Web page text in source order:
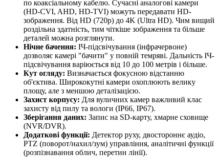
по коаксіальному кабелю. Сучасні аналогові камери
(HD-CVI, AHD, HD-TVI) можуть передавати HD-
зображення. Від HD (720p) до 4K (Ultra HD). Чим вищий
роздільна здатність, тим чіткіше зображення та більше
деталей можна розглянути.
Нічне бачення: ІЧ-підсвічування (інфрачервоне)
дозволяє камері "бачити" у повній темряві. Дальність ІЧ-
підсвічування варіюється від 10 до 100 метрів і більше.
Кут огляду: Визначається фокусною відстанню
об'єктива. Ширококутні камери охоплюють велику
площу, але з меншою деталізацією.
Захист корпусу: Для вуличних камер важливий клас
захисту від пилу та вологи (IP66, IP67).
Зберігання даних: Запис на SD-карту, хмарне сховище
(NVR/DVR).
Додаткові функції: Детектор руху, двостороннє аудіо,
PTZ (поворот/нахил/зум) управління, аналітичні функції
(розпізнавання облич, перетин лінії).